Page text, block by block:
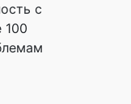
с
100